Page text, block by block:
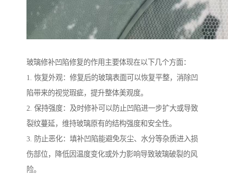
玻璃修补凹陷修复的作用主要体现在以下几个方面：
1. 恢复外观：修复后的玻璃表面可以恢复平整，消除凹
陷带来的视觉瑕疵，提升整体美观度。
2. 保持强度：及时修补可以防止凹陷进一步扩大或导致
裂纹蔓延，维持玻璃原有的结构强度和安全性。
3. 防止恶化：填补凹陷能避免灰尘、水分等杂质进入损
伤部位，降低因温度变化或外力影响导致玻璃破裂的风
险。